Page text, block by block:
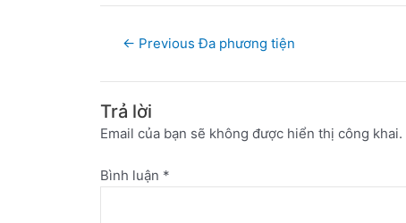
← Previous Đa phương tiện
Trả lời
Email của bạn sẽ không được hiển thị công khai.
Bình luận *